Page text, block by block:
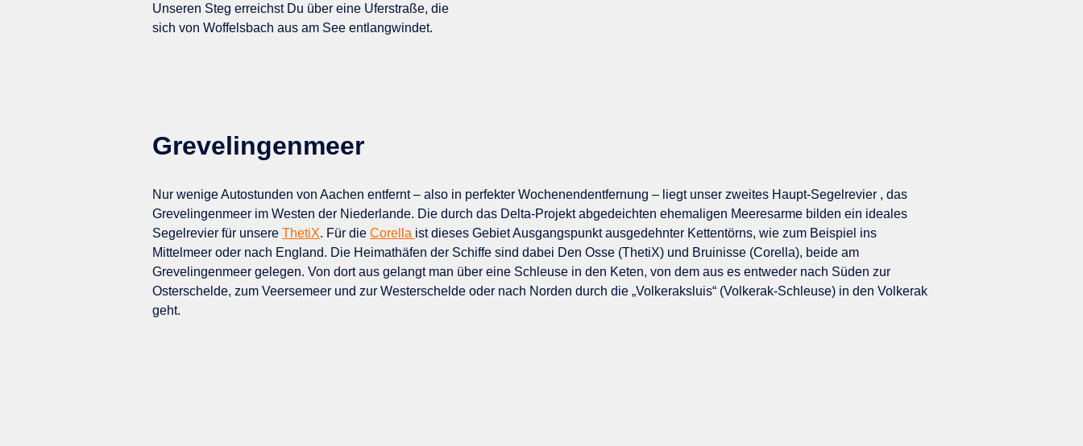
Unseren Steg erreichst Du über eine Uferstraße, die
sich von Woffelsbach aus am See entlangwindet.
Grevelingenmeer
Nur wenige Autostunden von Aachen entfernt – also in perfekter Wochenendentfernung – liegt unser zweites Haupt-Segelrevier , das
Grevelingenmeer im Westen der Niederlande. Die durch das Delta-Projekt abgedeichten ehemaligen Meeresarme bilden ein ideales
Segelrevier für unsere ThetiX. Für die Corella ist dieses Gebiet Ausgangspunkt ausgedehnter Kettentörns, wie zum Beispiel ins
Mittelmeer oder nach England. Die Heimathäfen der Schiffe sind dabei Den Osse (ThetiX) und Bruinisse (Corella), beide am
Grevelingenmeer gelegen. Von dort aus gelangt man über eine Schleuse in den Keten, von dem aus es entweder nach Süden zur
Osterschelde, zum Veersemeer und zur Westerschelde oder nach Norden durch die „Volkeraksluis“ (Volkerak-Schleuse) in den Volkerak
geht.